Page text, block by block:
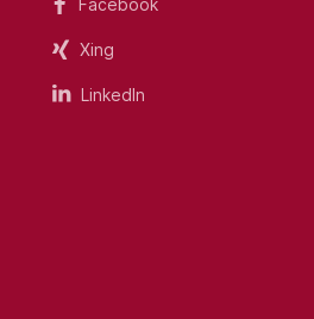
Facebook
Xing
LinkedIn